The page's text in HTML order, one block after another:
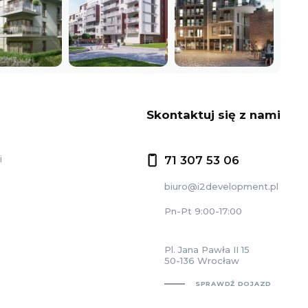
Skontaktuj się z nami
71 307 53 06
biuro@i2development.pl
Pn-Pt 9:00-17:00
Pl. Jana Pawła II 15
50-136 Wrocław
SPRAWDŹ DOJAZD